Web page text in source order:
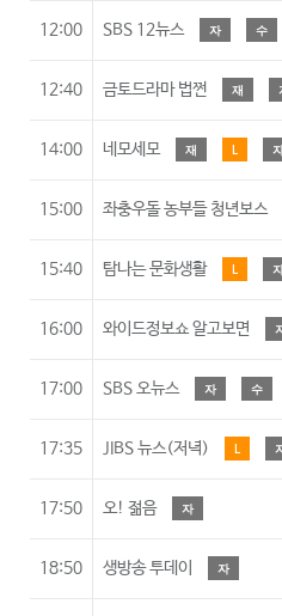
12:00 SBS 12뉴스 자 수
12:40 금토드라마 법쩐 재
14:00 네모세모 재 L
15:00 좌충우돌 농부들 청년보스
15:40 탐나는 문화생활 L
16:00 와이드정보쇼 알고보면
17:00 SBS 오뉴스 자 수
17:35 JIBS 뉴스(저녁) L
17:50 오! 젊음 자
18:50 생방송 투데이 자